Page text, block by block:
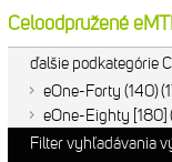
Celoodpružené
ďalšie podkategórie
eOne-Forty (140)
eOne-Eighty [180]
Filter vyhľadávania